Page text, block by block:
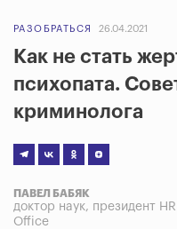
РАЗОБРАТЬСЯ 26.04.2021
Как не стать
психопата.
криминолога
ПАВЕЛ БАБЯК
доктор наук, президент
Office